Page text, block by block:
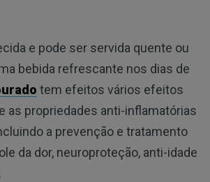
e pode ser servida quente ou
bebida refrescante nos dias de
tem efeitos vários efeitos
as propriedades anti-inflamatórias
a prevenção e tratamento
da dor, neuroproteção, anti-idade